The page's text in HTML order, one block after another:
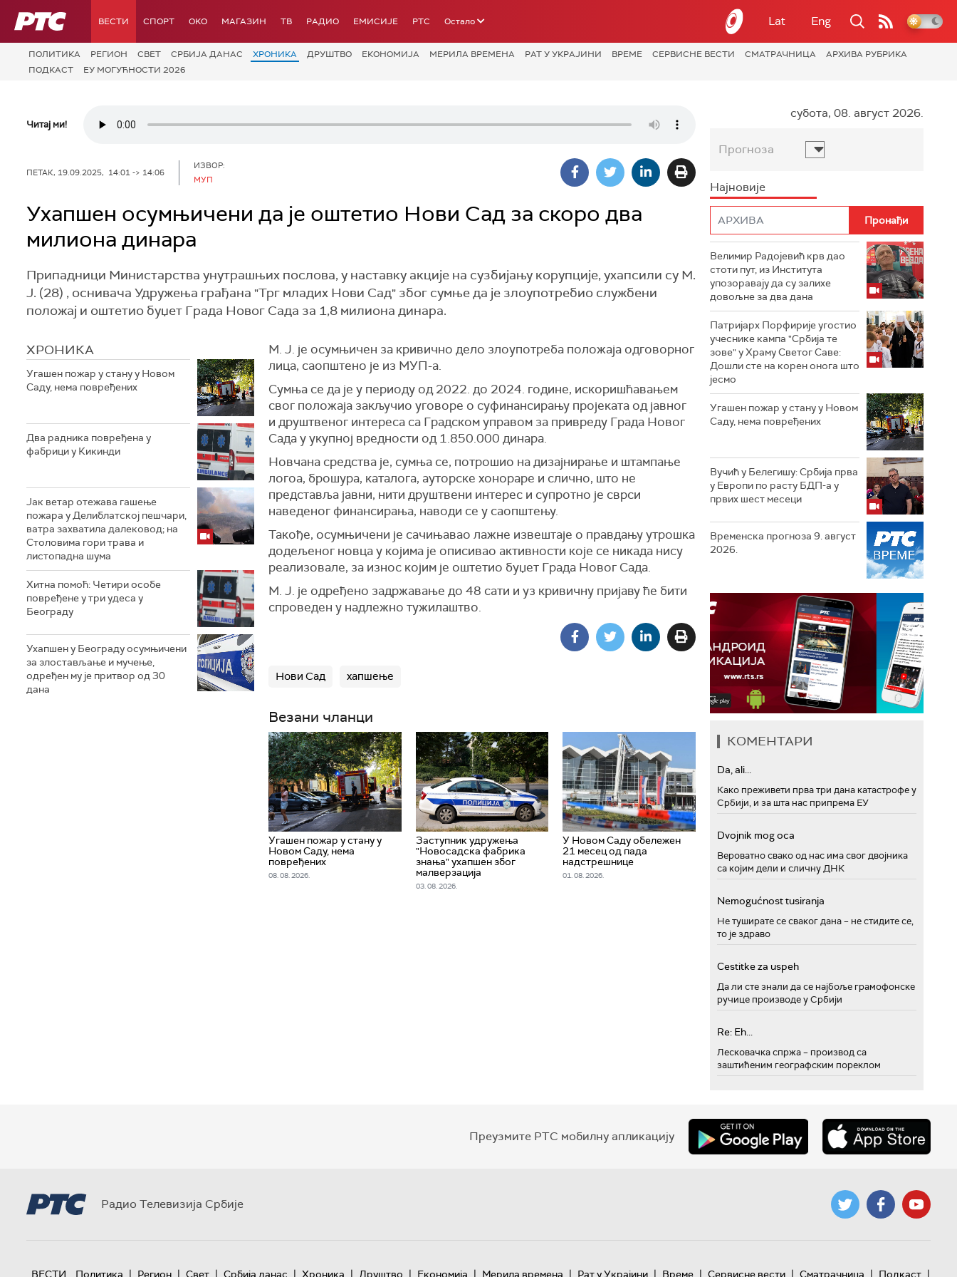
РТС ВЕСТИ СПОРТ OKO МАГАЗИН ТВ РАДИО ЕМИСИЈЕ РТС Остало Lat Eng
ПОЛИТИКА РЕГИОН СВЕТ СРБИЈА ДАНАС ХРОНИКА ДРУШТВО ЕКОНОМИЈА МЕРИЛА ВРЕМЕНА РАТ У УКРАЈИНИ ВРЕМЕ СЕРВИСНЕ ВЕСТИ СМАТРАЧНИЦА
АРХИВА РУБРИКА
ПОДКАСТ
ЕУ МОГУЋНОСТИ 2026
Читај ми!
ПЕТАК, 19.09.2025, 14:01 -> 14:06
ИЗВОР:
МУП
Ухапшен осумњичени да је оштетио Нови Сад за скоро два
милиона динара
Припадници Министарства унутрашњих послова, у наставку акције на сузбијању корупције, ухапсили су М.
Ј. (28) , оснивача Удружења грађана "Трг младих Нови Сад" због сумње да је злоупотребио службени
положај и оштетио буџет Града Новог Сада за 1,8 милиона динара.
ХРОНИКА
Угашен пожар у стану у Новом
Саду, нема повређених
Два радника повређена у
фабрици у Кикинди
Јак ветар отежава гашење
пожара у Делиблатској пешчари,
ватра захватила далековод; на
Столовима гори трава и
листопадна шума
Хитна помоћ: Четири особе
повређене у три удеса у
Београду
Ухапшен у Београду осумњичени
за злостављање и мучење,
одређен му је притвор од 30
дана
М. Ј. је осумњичен за кривично дело злоупотреба положаја одговорног
лица, саопштено је из МУП-а.
Сумња се да је у периоду од 2022. до 2024. године, искоришћавањем
свог положаја закључио уговоре о суфинансирању пројеката од јавног
и друштвеног интереса са Градском управом за привреду Града Новог
Сада у укупној вредности од 1.850.000 динара.
Новчана средства је, сумња се, потрошио на дизајнирање и штампање
логоа, брошура, каталога, ауторске хонораре и слично, што не
представља јавни, нити друштвени интерес и супротно је сврси
наведеног финансирања, наводи се у саопштењу.
Такође, осумњичени је сачињавао лажне извештаје о правдању утрошка
додељеног новца у којима је описивао активности које се никада нису
реализовале, за износ којим је оштетио буџет Града Новог Сада.
М. Ј. је одређено задржавање до 48 сати и уз кривичну пријаву ће бити
спроведен у надлежно тужилаштво.
Нови Сад хапшење
Везани чланци
Угашен пожар у стану у
Новом Саду, нема
повређених
08. 08. 2026.
Заступник удружења
"Новосадска фабрика
знања" ухапшен због
малверзација
03. 08. 2026.
У Новом Саду обележен
21 месец од пада
надстрешнице
01. 08. 2026.
субота, 08. август 2026.
Прогноза
Најновије
Велимир Радојевић крв дао
стоти пут, из Института
упозоравају да су залихе
довољне за два дана
Патријарх Порфирије угостио
учеснике кампа "Србија те
зове" у Храму Светог Саве:
Дошли сте на корен онога што
јесмо
Угашен пожар у стану у Новом
Саду, нема повређених
Вучић у Белегишу: Србија прва
у Европи по расту БДП-а у
првих шест месеци
Временска прогноза 9. август
2026.
КОМЕНТАРИ
Da, ali...
Како преживети прва три дана катастрофе у
Србији, и за шта нас припрема ЕУ
Dvojnik mog oca
Вероватно свако од нас има свог двојника
са којим дели и сличну ДНК
Nemogućnost tusiranja
Не туширате се сваког дана – не стидите се,
то је здраво
Cestitke za uspeh
Да ли сте знали да се најбоље грамофонске
ручице производе у Србији
Re: Eh...
Лесковачка спржа – производ са
заштићеним географским пореклом
Преузмите РТС мобилну апликацију
Радио Телевизија Србије
ВЕСТИ Политика | Регион | Свет | Србија данас | Хроника | Друштво | Економија | Мерила времена | Рат у Украјини | Време | Сервисне вести | Сматрачница | Подкаст |